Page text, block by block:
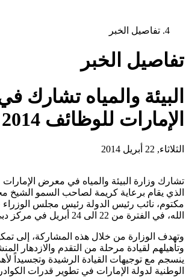
تفاصيل الخبر
تفاصيل الخبر
البيئة والمياه
الإمارات للوظائف 2014
الثلاثاء, 22 أبريل 2014
الذي يقام برعاية كريمة لصاحب السمو الشيخ
مكتوم، نائب رئيس الدولة رئيس مجلس الوزراء
الله، في الفترة من 22 الى 24 أبريل في مركز دبي التجاري الدولي.
وتهدف الوزارة من خلال هذه المشاركة، إلى
وتأهيلهم لقيادة مرحلة من التقدم والازدهار
ينسجم مع توجيهات القيادة الرشيدة وتجسيداً
الوطنية لدولة الإمارات في تطوير قدرات